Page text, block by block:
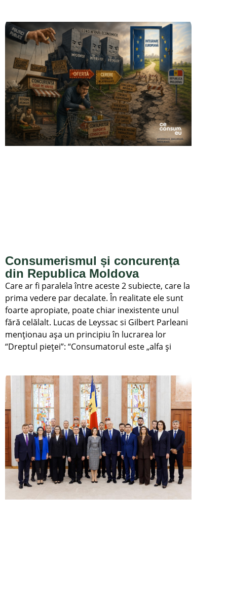
Consumerismul și concurența
din Republica Moldova
Care ar fi paralela între aceste 2 subiecte, care la
prima vedere par decalate. În realitate ele sunt
foarte apropiate, poate chiar inexistente unul
fără celălalt. Lucas de Leyssac si Gilbert Parleani
menționau așa un principiu în lucrarea lor
“Dreptul pieței”: “Consumatorul este „alfa și